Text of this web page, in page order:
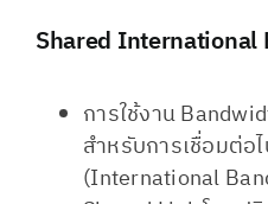
Shared
การใช้งาน
สำหรับการเชื่อมต่อ
(International